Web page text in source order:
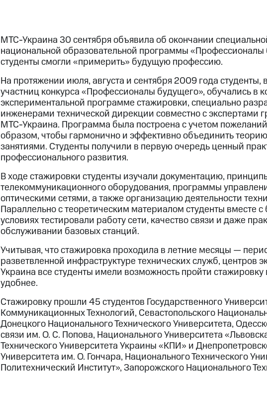
МТС-Украина 30 сентября объявила об окончании
национальной образовательной программы «Профессионалы
студенты смогли «примерить» будущую профессию.
На протяжении июля, августа и сентября 2009 года
участниц конкурса «Профессионалы будущего», обучались в
экспериментальной программе стажировки, специально
инженерами технической дирекции совместно с экспертами
МТС-Украина. Программа была построена с учетом
образом, чтобы гармонично и эффективно объединить
занятиями. Студенты получили в первую очередь ценный
профессионального развития.
В ходе стажировки студенты изучали документацию,
телекоммуникационного оборудования, программы
оптическими сетями, а также организацию деятельности
Параллельно с теоретическим материалом студенты вместе
условиях тестировали работу сети, качество связи и даже
обслуживании базовых станций.
Учитывая, что стажировка проходила в летние месяцы —
разветвленной инфраструктуре технических служб, центров
Украина все студенты имели возможность пройти стажировку
удобнее.
Стажировку прошли 45 студентов Государственного
Коммуникационных Технологий, Севастопольского
Донецкого Национального Технического Университета,
связи им. О. С. Попова, Национального Университета
Технического Университета Украины «КПИ» и
Университета им. О. Гончара, Национального Технического
Политехнический Институт», Запорожского Национального